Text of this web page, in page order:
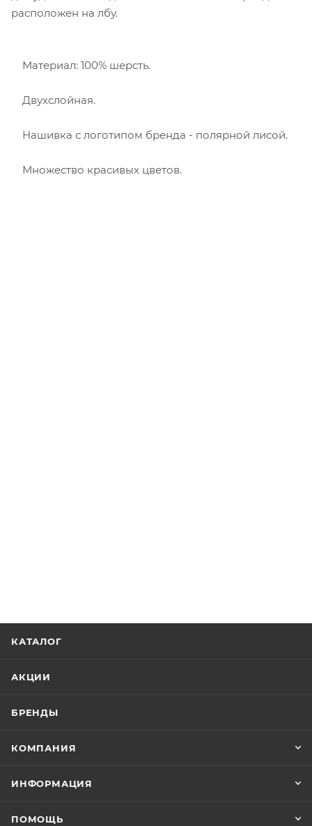
расположен на лбу.
Материал: 100% шерсть.
Двухслойная.
Нашивка с логотипом бренда - полярной лисой.
Множество красивых цветов.
КАТАЛОГ
АКЦИИ
БРЕНДЫ
КОМПАНИЯ
ИНФОРМАЦИЯ
ПОМОЩЬ